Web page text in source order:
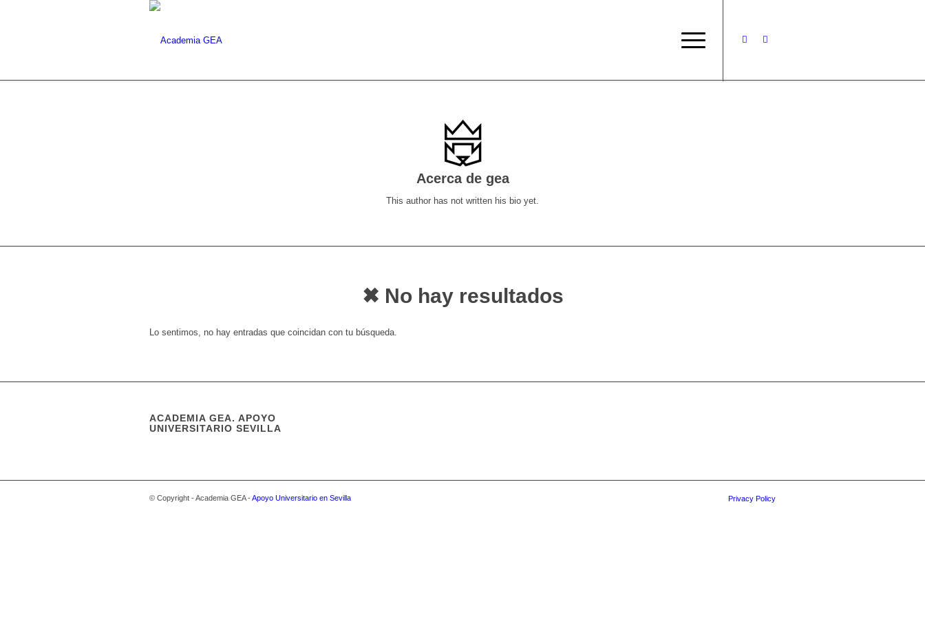
Acerca de gea
This author has not written his bio yet.
✖ No hay resultados
Lo sentimos, no hay entradas que coincidan con tu búsqueda.
ACADEMIA GEA. APOYO
UNIVERSITARIO SEVILLA
© Copyright - Academia GEA -Apoyo Universitario en Sevilla Privacy Policy